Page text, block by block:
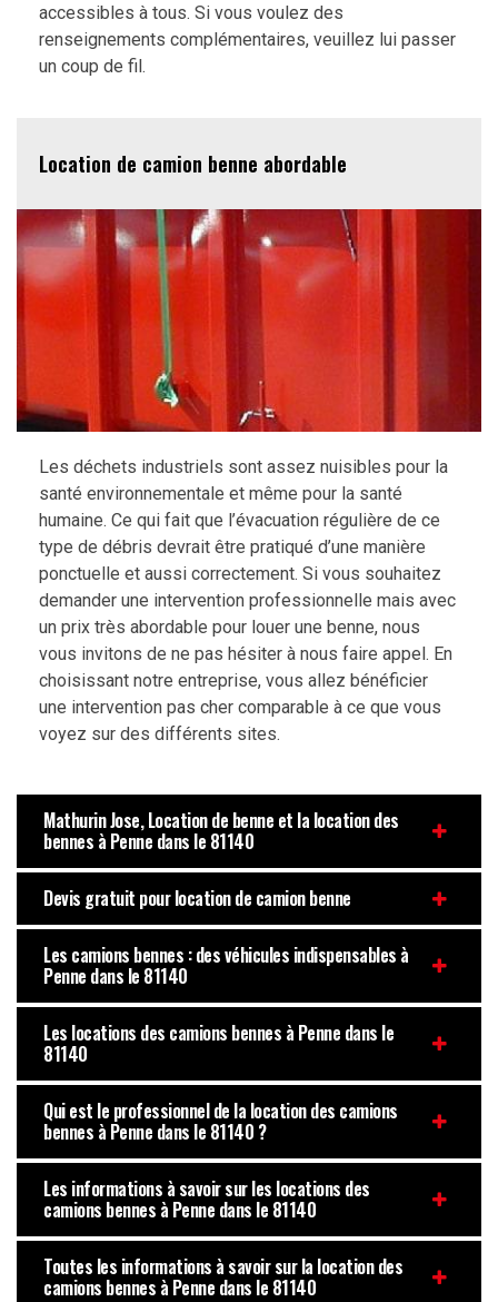
accessibles à tous. Si vous voulez des
renseignements complémentaires, veuillez lui passer
un coup de fil.
Location de camion benne abordable
Les déchets industriels sont assez nuisibles pour la
santé environnementale et même pour la santé
humaine. Ce qui fait que l’évacuation régulière de ce
type de débris devrait être pratiqué d’une manière
ponctuelle et aussi correctement. Si vous souhaitez
demander une intervention professionnelle mais avec
un prix très abordable pour louer une benne, nous
vous invitons de ne pas hésiter à nous faire appel. En
choisissant notre entreprise, vous allez bénéficier
une intervention pas cher comparable à ce que vous
voyez sur des différents sites.
Mathurin Jose, Location de benne et la location des
bennes à Penne dans le 81140
Devis gratuit pour location de camion benne
Les camions bennes : des véhicules indispensables à
Penne dans le 81140
Les locations des camions bennes à Penne dans le
81140
Qui est le professionnel de la location des camions
bennes à Penne dans le 81140 ?
Les informations à savoir sur les locations des
camions bennes à Penne dans le 81140
Toutes les informations à savoir sur la location des
camions bennes à Penne dans le 81140